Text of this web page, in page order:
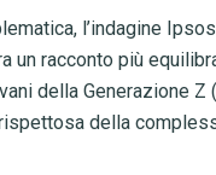
l’indagine
un racconto più
della Generazione Z
della